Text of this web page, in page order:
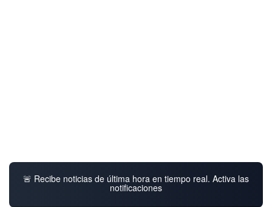
🚨 Recibe noticias de última hora en tiempo real. Activa las
notificaciones